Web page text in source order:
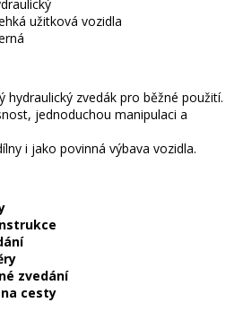
užitková vozidla
hydraulický zvedák pro běžné použití.
jednoduchou manipulaci a
i jako povinná výbava vozidla.
zvedání
cesty